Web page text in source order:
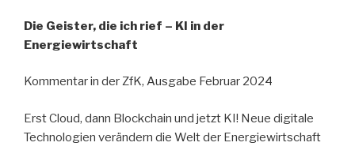
Die Geister, die ich rief – KI in der
Energiewirtschaft
Kommentar in der ZfK, Ausgabe Februar 2024
Erst Cloud, dann Blockchain und jetzt KI! Neue digitale
Technologien verändern die Welt der Energiewirtschaft